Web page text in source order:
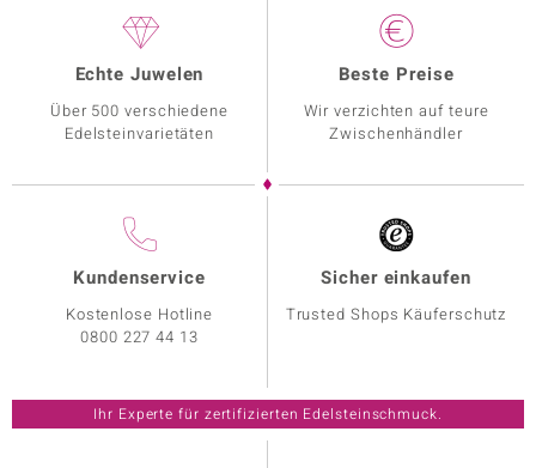
Echte Juwelen
Über 500 verschiedene
Edelsteinvarietäten
Beste Preise
Wir verzichten auf teure
Zwischenhändler
Kundenservice
Kostenlose Hotline
0800 227 44 13
Sicher einkaufen
Trusted Shops Käuferschutz
Ihr Experte für zertifizierten Edelsteinschmuck.